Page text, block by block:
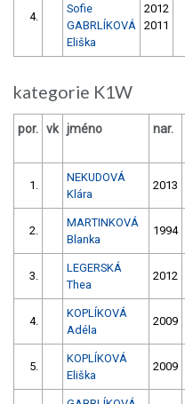
4.
Sofie
GABRLÍKOVÁ
Eliška
2012
2011
kategorie K1W
por. vk jméno nar.
1.
NEKUDOVÁ
Klára
2013
2.
MARTINKOVÁ
Blanka
1994
3.
LEGERSKÁ
Thea
2012
4.
KOPLÍKOVÁ
Adéla
2009
5.
KOPLÍKOVÁ
Eliška
2009